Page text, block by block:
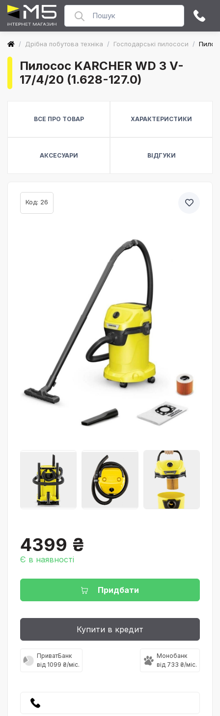
/ Дрібна побутова техніка / Господарські пилососи /
Пилосос KARCHER WD 3 V-
17/4/20 (1.628-127.0)
ВСЕ ПРО ТОВАР ХАРАКТЕРИСТИКИ
АКСЕСУАРИ ВІДГУКИ
Код: 26
4399 ₴
Є в наявності
Придбати
Купити в кредит
ПриватБанк
від 1099 ₴/міс.
Монобанк
від 733 ₴/міс.